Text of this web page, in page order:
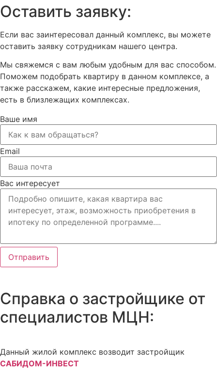
Оставить заявку:
Если вас заинтересовал данный комплекс, вы можете
оставить заявку сотрудникам нашего центра.
Мы свяжемся с вам любым удобным для вас способом.
Поможем подобрать квартиру в данном комплексе, а
также расскажем, какие интересные предложения,
есть в близлежащих комплексах.
Ваше имя
Email
Вас интересует
Отправить
Справка о застройщике от
специалистов МЦН:
Данный жилой комплекс возводит застройщик
САБИДОМ-ИНВЕСТ